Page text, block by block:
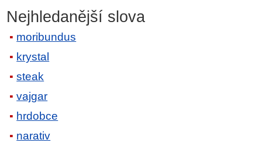
Nejhledanější slova
moribundus
krystal
steak
vajgar
hrdobce
narativ